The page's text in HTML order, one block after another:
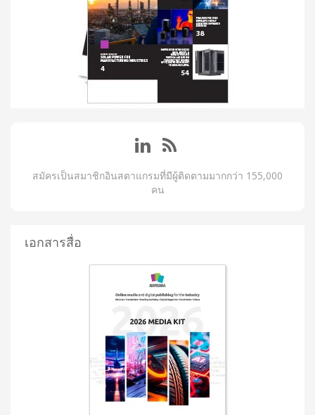
สมัครเป็นสมาชิกอินสตาแกรมที่มีผู้ติดตามมากกว่า 155,000
คน
เอกสารสื่อ